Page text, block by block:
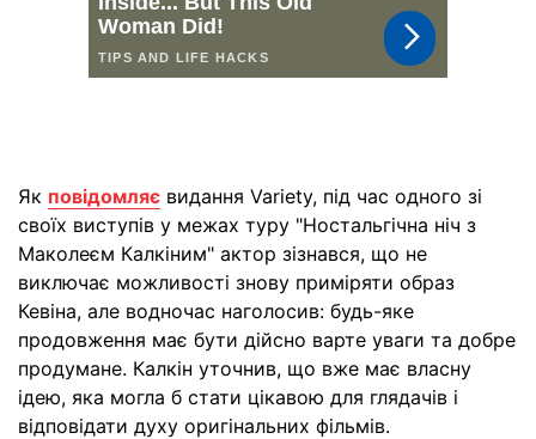
Як повідомляє видання Variety, під час одного зі
своїх виступів у межах туру "Ностальгічна ніч з
Маколеєм Калкіним" актор зізнався, що не
виключає можливості знову приміряти образ
Кевіна, але водночас наголосив: будь-яке
продовження має бути дійсно варте уваги та добре
продумане. Калкін уточнив, що вже має власну
ідею, яка могла б стати цікавою для глядачів і
відповідати духу оригінальних фільмів.